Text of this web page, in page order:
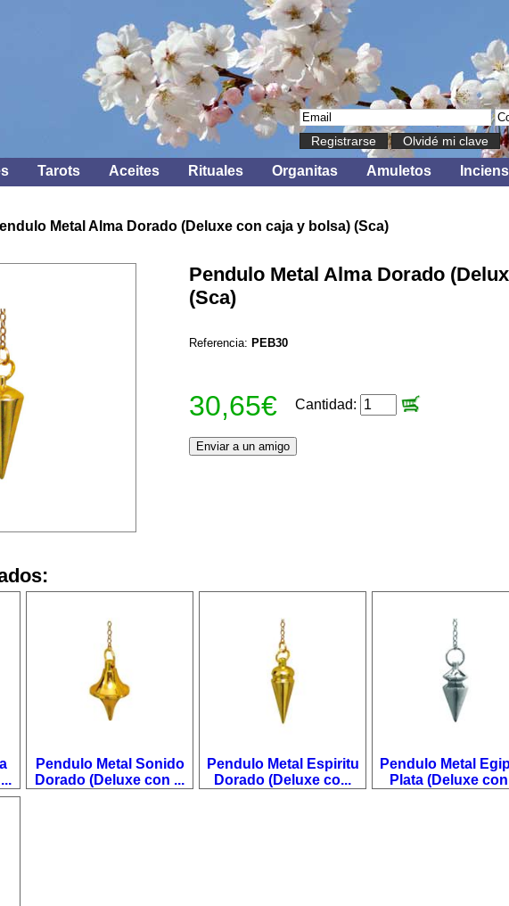
Registrarse
Olvidé mi clave
Tarots Aceites Rituales Organitas Amuletos
Metal Alma Dorado (Deluxe con caja y bolsa) (Sca)
Pendulo Metal Alma Dorado
(Sca)
Referencia: PEB30
30,65€ Cantidad:
Pendulo Metal Sonido
Dorado (Deluxe con ...
Pendulo Metal Espiritu
Dorado (Deluxe co...
Pendulo Metal
Plata (Deluxe con